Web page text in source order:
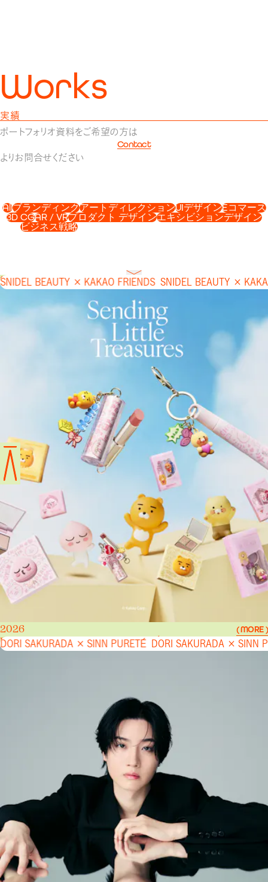
Works
実績
ポートフォリオ資料をご希望の方は
Contact
よりお問合せください
All
Allブランディング
ブランディングアートディレクション
アートディレクションUIデザイン
UIデザインEコマース
Eコマース
3D CG
3D CGAR / VR
AR / VRプロダクト デザイン
プロダクト デザインエキシビションデザイン
エキシビションデザイン
ビジネス戦略
ビジネス戦略
SNIDEL BEAUTY × KAKAO FRIENDS SNIDEL BEAUTY ×
SNIDEL BEAUTY × KAKAO FRIENDS
2026 ( MORE )
DORI SAKURADA × SINN PURETÉ DORI SAKURADA × SINN
DORI SAKURADA × SINN PURETÉ
Contact Us
About Us Service Branding
Journal
© anicecompany inc.